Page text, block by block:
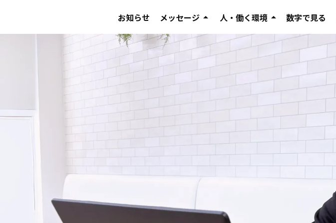
お知らせ メッセージarrow_drop_up
社長メッセージ
採用担当メッセージ
人・働く環境arrow_drop_up
インタビュー
社員の働き方
キャリアイメージ
数字で見る